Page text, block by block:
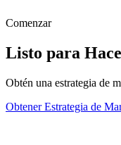
Comenzar
Listo para
Obtén una estrategia de
Obtener Estrategia de